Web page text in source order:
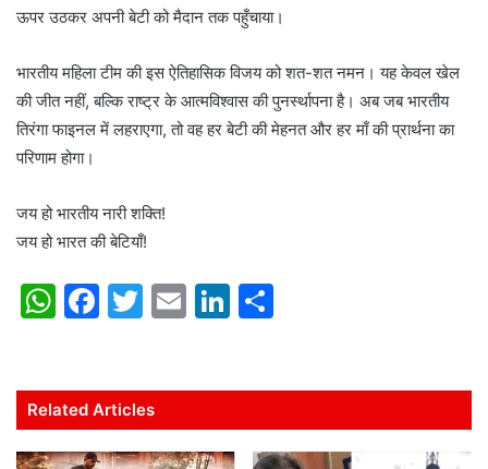
ऊपर उठकर अपनी बेटी को मैदान तक पहुँचाया।
भारतीय महिला टीम की इस ऐतिहासिक विजय को शत-शत नमन। यह केवल खेल
की जीत नहीं, बल्कि राष्ट्र के आत्मविश्वास की पुनर्स्थापना है। अब जब भारतीय
तिरंगा फाइनल में लहराएगा, तो वह हर बेटी की मेहनत और हर माँ की प्रार्थना का
परिणाम होगा।
जय हो भारतीय नारी शक्ति!
जय हो भारत की बेटियाँ!
W
s
A
F
e
b
T
er
E
l
Li
e
dI
e
Related Articles